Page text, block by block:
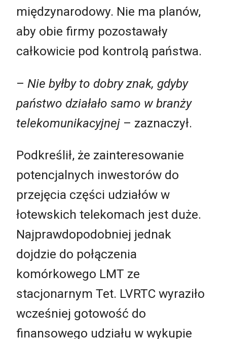
międzynarodowy. Nie ma planów,
aby obie firmy pozostawały
całkowicie pod kontrolą państwa.
– Nie byłby to dobry znak, gdyby
państwo działało samo w branży
telekomunikacyjnej – zaznaczył.
Podkreślił, że zainteresowanie
potencjalnych inwestorów do
przejęcia części udziałów w
łotewskich telekomach jest duże.
Najprawdopodobniej jednak
dojdzie do połączenia
komórkowego LMT ze
stacjonarnym Tet. LVRTC wyraziło
wcześniej gotowość do
finansowego udziału w wykupie